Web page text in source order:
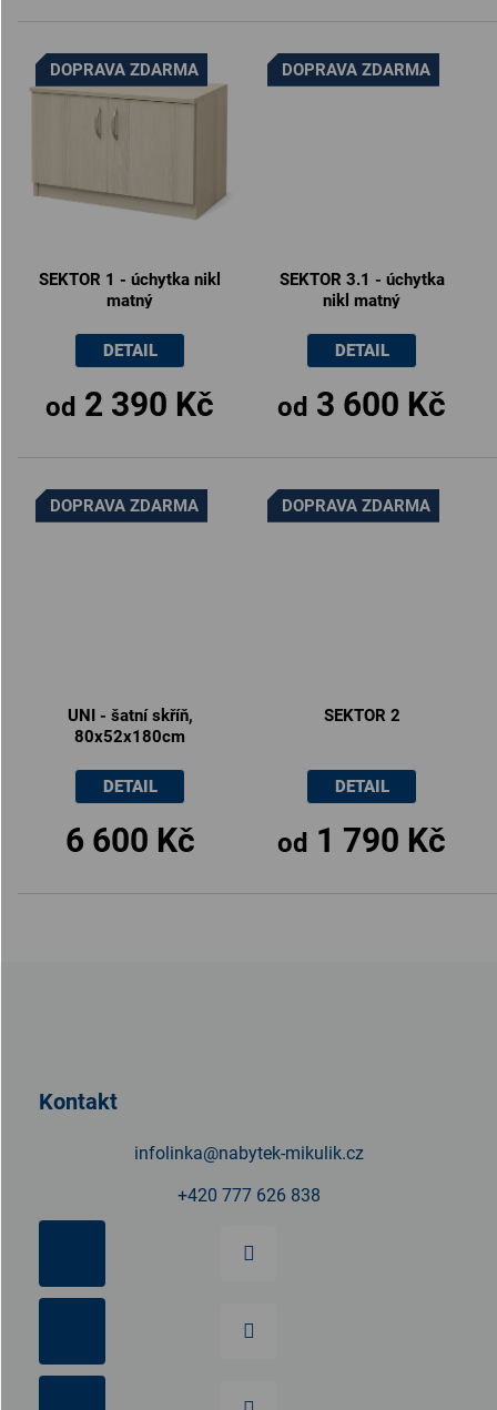
DOPRAVA ZDARMA
SEKTOR 1 - úchytka nikl
matný
od 2 390 Kč
DETAIL
DOPRAVA ZDARMA
SEKTOR 3.1 - úchytka
nikl matný
od 3 600 Kč
DETAIL
DOPRAVA ZDARMA
UNI - šatní skříň,
80x52x180cm
6 600 Kč
DETAIL
DOPRAVA ZDARMA
SEKTOR 2
od 1 790 Kč
DETAIL
Kontakt
infolinka@nabytek-mikulik.cz
+420 777 626 838